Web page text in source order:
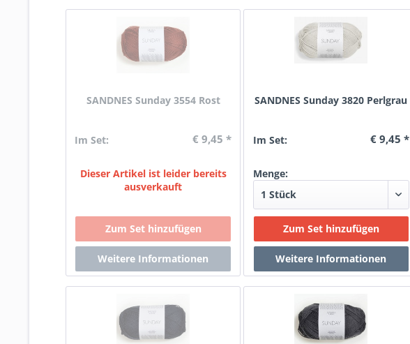
SANDNES Sunday 3554 Rost
Im Set: € 9,45 *
Dieser Artikel ist leider bereits
ausverkauft
SANDNES Sunday 3820 Perlgrau
Im Set: € 9,45 *
Menge: